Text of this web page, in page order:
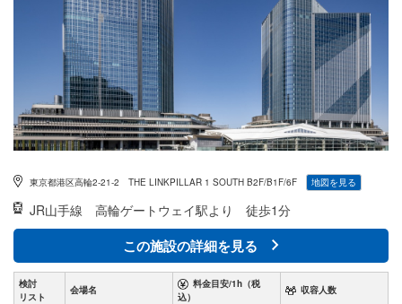
東京都港区高輪2-21-2 THE LINKPILLAR 1 SOUTH B2F/B1F/6F 地図を見る
JR山手線 高輪ゲートウェイ駅より 徒歩1分
この施設の詳細を見る
検討
リスト
会場名
料金目安/1h（税
込）
収容人数